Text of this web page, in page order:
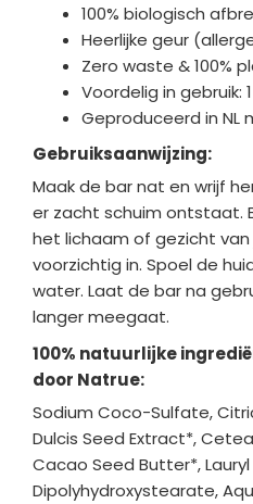
100% biologisch
Heerlijke geur
Zero waste & 100%
Voordelig in gebruik:
Geproduceerd in NL
Gebruiksaanwijzing:
Maak de bar nat en wrijf
er zacht schuim ontstaat.
het lichaam of gezicht
voorzichtig in. Spoel de
water. Laat de bar na
langer meegaat.
100% natuurlijke
door Natrue:
Sodium Coco-Sulfate,
Dulcis Seed Extract*,
Cacao Seed Butter*,
Dipolyhydroxystearate,